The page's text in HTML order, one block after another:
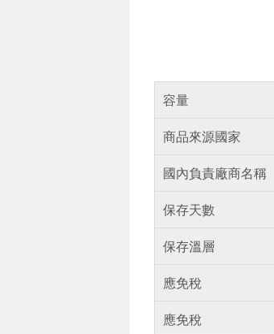
容量
商品來源國家
國內負責廠商名稱
保存天數
保存溫層
應免稅
應免稅